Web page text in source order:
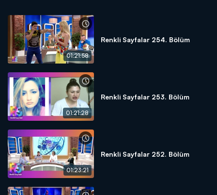
01:21:58
Renkli Sayfalar 254. Bölüm
01:21:28
Renkli Sayfalar 253. Bölüm
01:23:21
Renkli Sayfalar 252. Bölüm